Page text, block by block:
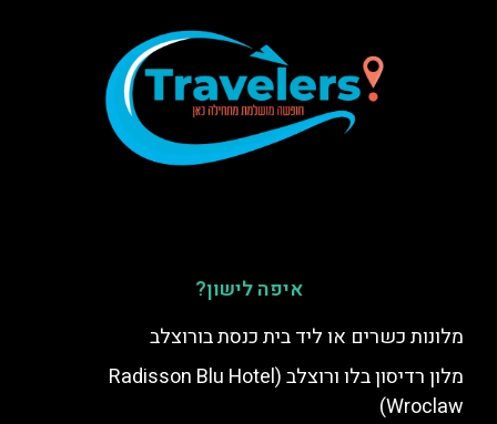
איפה לישון?
מלונות כשרים או ליד בית כנסת בורוצלב
מלון רדיסון בלו ורוצלב (Radisson Blu Hotel
Wroclaw)